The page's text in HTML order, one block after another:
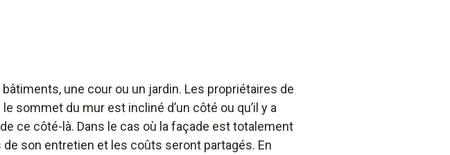
bâtiments, une cour ou un jardin. Les propriétaires de
sommet du mur est incliné d’un côté ou qu’il y a
ce côté-là. Dans le cas où la façade est totalement
son entretien et les coûts seront partagés. En